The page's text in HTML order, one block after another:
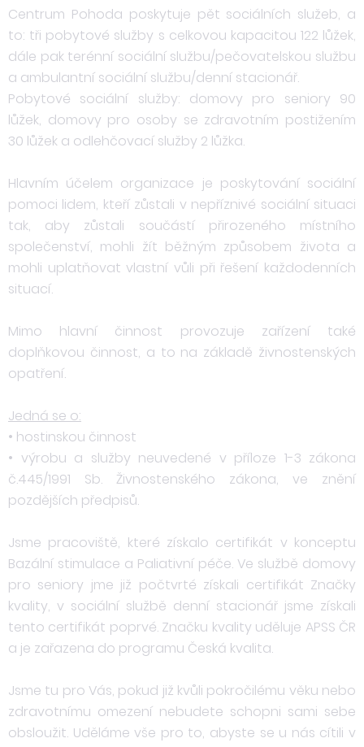
Centrum Pohoda poskytuje pět sociálních služeb, a
to: tři pobytové služby s celkovou kapacitou 122 lůžek,
dále pak terénní sociální službu/pečovatelskou službu
a ambulantní sociální službu/denní stacionář.
Pobytové sociální služby: domovy pro seniory 90
lůžek, domovy pro osoby se zdravotním postižením
30 lůžek a odlehčovací služby 2 lůžka.
Hlavním účelem organizace je poskytování sociální
pomoci lidem, kteří zůstali v nepříznivé sociální situaci
tak, aby zůstali součástí přirozeného místního
společenství, mohli žít běžným způsobem života a
mohli uplatňovat vlastní vůli při řešení každodenních
situací.
Mimo hlavní činnost provozuje zařízení také
doplňkovou činnost, a to na základě živnostenských
opatření.
Jedná se o:
• hostinskou činnost
• výrobu a služby neuvedené v příloze 1-3 zákona
č.445/1991 Sb. Živnostenského zákona, ve znění
pozdějších předpisů.
Jsme pracoviště, které získalo certifikát v konceptu
Bazální stimulace a Paliativní péče. Ve službě domovy
pro seniory jme již počtvrté získali certifikát Značky
kvality, v sociální službě denní stacionář jsme získali
tento certifikát poprvé. Značku kvality uděluje APSS ČR
a je zařazena do programu Česká kvalita.
Jsme tu pro Vás, pokud již kvůli pokročilému věku nebo
zdravotnímu omezení nebudete schopni sami sebe
obsloužit. Uděláme vše pro to, abyste se u nás cítili v